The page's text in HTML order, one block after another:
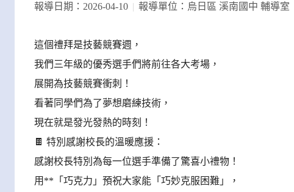
報導日期： 2026-04-10 報導單位： 烏日區 溪南國中 輔導室
這個禮拜是技藝競賽週，
我們三年級的優秀選手們將前往各大考場，
展開為技藝競賽衝刺！
看著同學們為了夢想磨練技術，
現在就是發光發熱的時刻！
🍫 特別感謝校長的溫暖應援：
感謝校長特別為每一位選手準備了驚喜小禮物！
用**「巧克力」預祝大家能「巧妙克服困難」，